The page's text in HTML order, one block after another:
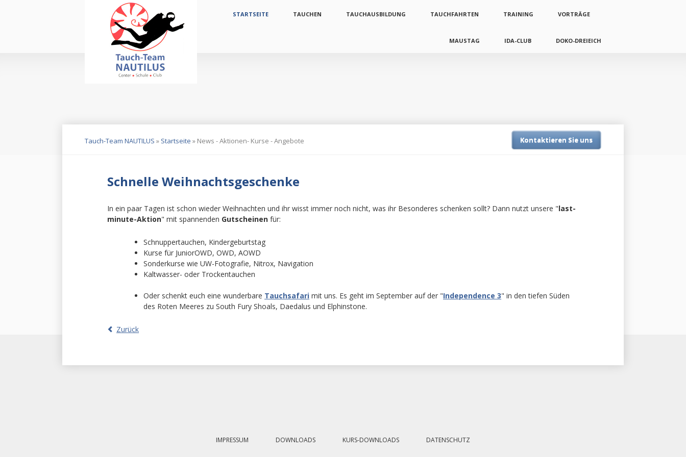
überspringen
STARTSEITE TAUCHEN TAUCHAUSBILDUNG TAUCHFAHRTEN TRAINING VORTRÄGE
MAUSTAG IDA-CLUB DOKO-DREIEICH
Tauch-Team NAUTILUS » Startseite » News - Aktionen- Kurse - Angebote Kontaktieren Sie uns
Schnelle Weihnachtsgeschenke
In ein paar Tagen ist schon wieder Weihnachten und ihr wisst immer noch nicht, was ihr Besonderes schenken sollt? Dann nutzt unsere "last-
minute-Aktion" mit spannenden Gutscheinen für:
Schnuppertauchen, Kindergeburtstag
Kurse für JuniorOWD, OWD, AOWD
Sonderkurse wie UW-Fotografie, Nitrox, Navigation
Kaltwasser- oder Trockentauchen
Oder schenkt euch eine wunderbare Tauchsafari mit uns. Es geht im September auf der "Independence 3" in den tiefen Süden
des Roten Meeres zu South Fury Shoals, Daedalus und Elphinstone.
Zurück
IMPRESSUM DOWNLOADS KURS-DOWNLOADS DATENSCHUTZ